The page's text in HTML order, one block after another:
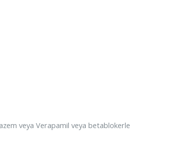
veya Verapamil veya betablokerle